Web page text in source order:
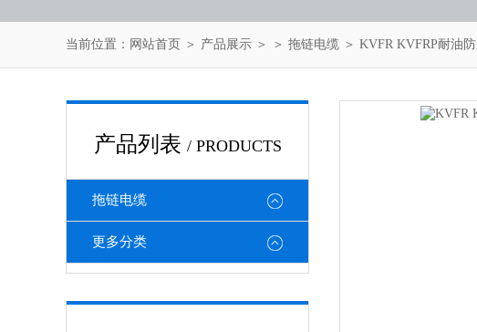
当前位置： 网站首页 ＞ 产品展示 ＞ ＞ 拖链电缆 ＞ KVFR KVFRP耐油
产品列表 / PRODUCTS
拖链电缆
更多分类